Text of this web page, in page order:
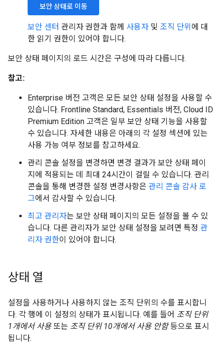
보안 상태로 이동
보안 센터 관리자 권한과 함께 사용자 및 조직 단위 에 대
한 읽기 권한이 있어야 합니다.
보안 상태 페이지의 로드 시간은 구성에 따라 다릅니다.
참고:
Enterprise 버전 고객은 모든 보안 상태 설정을 사용할 수
있습니다. Frontline Standard, Essentials 버전, Cloud ID
Premium Edition 고객은 일부 보안 상태 기능을 사용할
수 있습니다. 자세한 내용은 아래의 각 설정 섹션에 있는
사용 가능 여부 정보를 참고하세요.
관리 콘솔 설정을 변경하면 변경 결과가 보안 상태 페이
지에 적용되는 데 최대 24시간이 걸릴 수 있습니다. 관리
콘솔을 통해 변경한 설정 변경사항은 관리 콘솔 감사 로
그에서 감사할 수 있습니다.
최고 관리자는 보안 상태 페이지의 모든 설정을 볼 수 있
습니다. 다른 관리자가 보안 상태 설정을 보려면 특정 관
리자 권한이 있어야 합니다.
상태 열
설정을 사용하거나 사용하지 않는 조직 단위의 수를 표시합니
다. 각 행에 이 설정의 상태가 표시됩니다. 예를 들어 조직 단위
1개에서 사용또는 조직 단위 10개에서 사용 안함등으로 표시
됩니다.